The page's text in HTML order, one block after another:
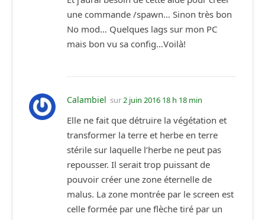
une commande /spawn… Sinon très bon
No mod… Quelques lags sur mon PC
mais bon vu sa config…Voilà!
Calambiel sur2 juin 2016 18 h 18 min
Elle ne fait que détruire la végétation et
transformer la terre et herbe en terre
stérile sur laquelle l’herbe ne peut pas
repousser. Il serait trop puissant de
pouvoir créer une zone éternelle de
malus. La zone montrée par le screen est
celle formée par une flèche tiré par un